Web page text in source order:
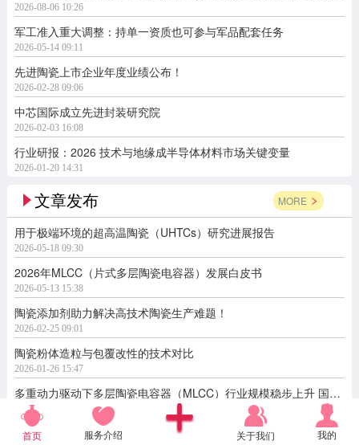
2026-08-06 10:26
军工准入重大调整：持单一资质也可参与军品配套任务
2026-05-14 09:11
先进陶瓷上市企业年度业绩公布！
2026-02-28 09:06
中芯国际成立先进封装研究院
2026-02-03 16:08
行业研报：2026 技术与地缘成半导体材料市场关键变量
2026-01-20 14:31
文章发布 MORE
用于极端环境的超高温陶瓷（UHTCs）研究进展报告
2026-05-18 09:30
2026年MLCC（片式多层陶瓷电容器）发展白皮书
2026-05-13 15:38
陶瓷添加剂助力解决高技术陶瓷生产难题！
2026-02-25 09:01
陶瓷粉体造粒与包覆改性的技术对比
2026-01-26 15:47
多重动力驱动下多层陶瓷电容器（MLCC）行业规模稳步上升 国产替代空间广阔
2026-01-13 10:34
首页 服务介绍 关于我们 我的